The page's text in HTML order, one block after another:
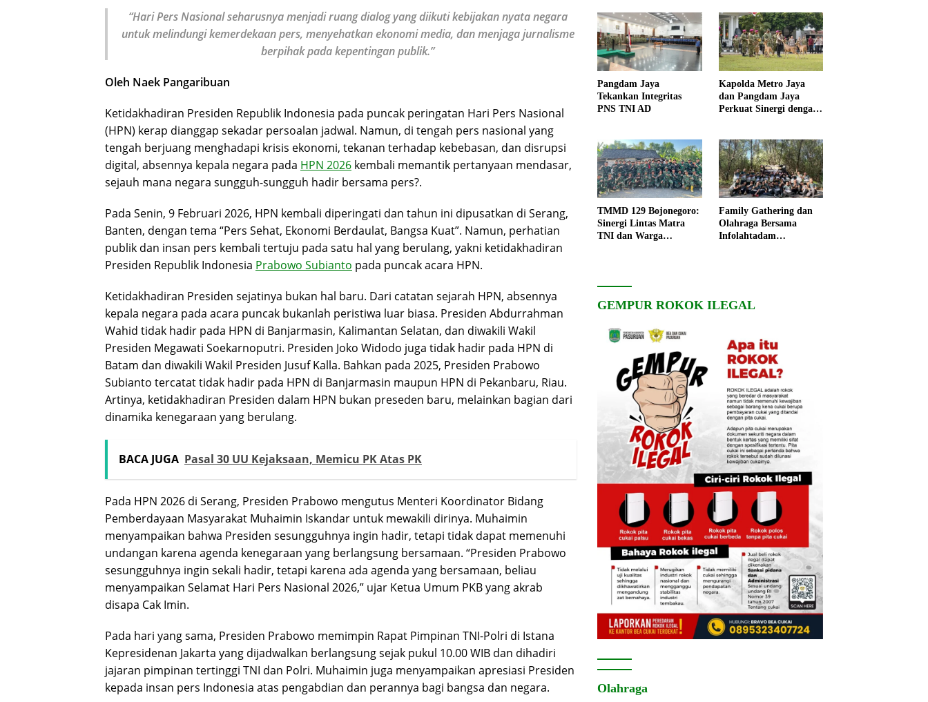
“Hari Pers Nasional seharusnya menjadi ruang dialog yang diikuti kebijakan nyata negara
untuk melindungi kemerdekaan pers, menyehatkan ekonomi media, dan menjaga jurnalisme
berpihak pada kepentingan publik.”
Oleh Naek Pangaribuan
Ketidakhadiran Presiden Republik Indonesia pada puncak peringatan Hari Pers Nasional
(HPN) kerap dianggap sekadar persoalan jadwal. Namun, di tengah pers nasional yang
tengah berjuang menghadapi krisis ekonomi, tekanan terhadap kebebasan, dan disrupsi
digital, absennya kepala negara pada HPN 2026 kembali memantik pertanyaan mendasar,
sejauh mana negara sungguh-sungguh hadir bersama pers?.
Pada Senin, 9 Februari 2026, HPN kembali diperingati dan tahun ini dipusatkan di Serang,
Banten, dengan tema “Pers Sehat, Ekonomi Berdaulat, Bangsa Kuat”. Namun, perhatian
publik dan insan pers kembali tertuju pada satu hal yang berulang, yakni ketidakhadiran
Presiden Republik Indonesia Prabowo Subianto pada puncak acara HPN.
Ketidakhadiran Presiden sejatinya bukan hal baru. Dari catatan sejarah HPN, absennya
kepala negara pada acara puncak bukanlah peristiwa luar biasa. Presiden Abdurrahman
Wahid tidak hadir pada HPN di Banjarmasin, Kalimantan Selatan, dan diwakili Wakil
Presiden Megawati Soekarnoputri. Presiden Joko Widodo juga tidak hadir pada HPN di
Batam dan diwakili Wakil Presiden Jusuf Kalla. Bahkan pada 2025, Presiden Prabowo
Subianto tercatat tidak hadir pada HPN di Banjarmasin maupun HPN di Pekanbaru, Riau.
Artinya, ketidakhadiran Presiden dalam HPN bukan preseden baru, melainkan bagian dari
dinamika kenegaraan yang berulang.
BACA JUGA Pasal 30 UU Kejaksaan, Memicu PK Atas PK
Pada HPN 2026 di Serang, Presiden Prabowo mengutus Menteri Koordinator Bidang
Pemberdayaan Masyarakat Muhaimin Iskandar untuk mewakili dirinya. Muhaimin
menyampaikan bahwa Presiden sesungguhnya ingin hadir, tetapi tidak dapat memenuhi
undangan karena agenda kenegaraan yang berlangsung bersamaan. “Presiden Prabowo
sesungguhnya ingin sekali hadir, tetapi karena ada agenda yang bersamaan, beliau
menyampaikan Selamat Hari Pers Nasional 2026,” ujar Ketua Umum PKB yang akrab
disapa Cak Imin.
Pada hari yang sama, Presiden Prabowo memimpin Rapat Pimpinan TNI-Polri di Istana
Kepresidenan Jakarta yang dijadwalkan berlangsung sejak pukul 10.00 WIB dan dihadiri
jajaran pimpinan tertinggi TNI dan Polri. Muhaimin juga menyampaikan apresiasi Presiden
kepada insan pers Indonesia atas pengabdian dan perannya bagi bangsa dan negara.
Pangdam Jaya
Tekankan Integritas
PNS TNI AD
Kapolda Metro Jaya
dan Pangdam Jaya
Perkuat Sinergi dengan
TMMD 129 Bojonegoro:
Sinergi Lintas Matra
TNI dan Warga
Family Gathering dan
Olahraga Bersama
Infolahtadam
GEMPUR ROKOK ILEGAL
Olahraga